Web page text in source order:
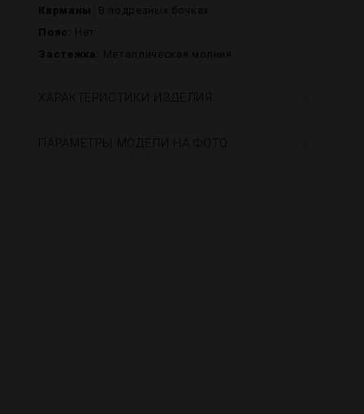
Карманы:
В подрезных бочках
Пояс:
Нет
Застежка:
Металлическая молния
ХАРАКТЕРИСТИКИ ИЗДЕЛИЯ
ПАРАМЕТРЫ МОДЕЛИ НА ФОТО